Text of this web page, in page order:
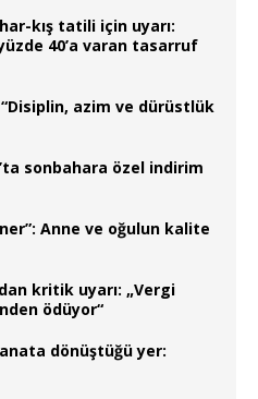
kış tatili için uyarı:
40’a varan tasarruf
azim ve dürüstlük
sonbahara özel indirim
Anne ve oğulun kalite
kritik uyarı: „Vergi
ödüyor“
dönüştüğü yer: